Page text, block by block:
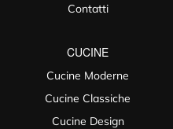
Contatti
CUCINE
Cucine Moderne
Cucine Classiche
Cucine Design